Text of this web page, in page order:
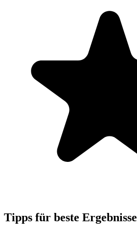
Tipps für beste Ergebnisse